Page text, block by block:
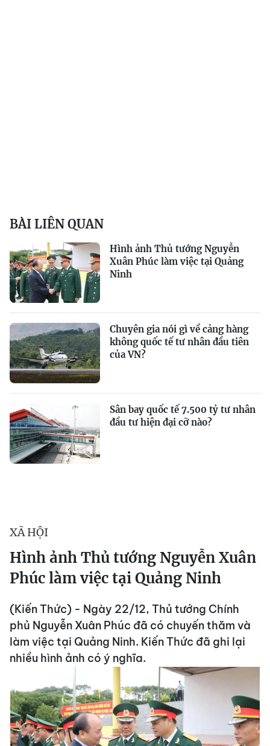
BÀI LIÊN QUAN
Hình ảnh Thủ tướng Nguyễn
Xuân Phúc làm việc tại Quảng
Ninh
Chuyên gia nói gì về cảng hàng
không quốc tế tư nhân đầu tiên
của VN?
Sân bay quốc tế 7.500 tỷ tư nhân
đầu tư hiện đại cỡ nào?
XÃ HỘI
Hình ảnh Thủ tướng Nguyễn Xuân
Phúc làm việc tại Quảng Ninh
(Kiến Thức) - Ngày 22/12, Thủ tướng Chính
phủ Nguyễn Xuân Phúc đã có chuyến thăm và
làm việc tại Quảng Ninh. Kiến Thức đã ghi lại
nhiều hình ảnh có ý nghĩa.